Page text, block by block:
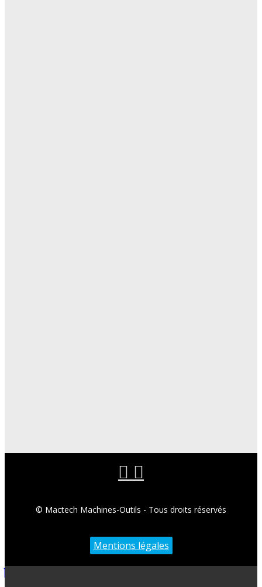
© Mactech Machines-Outils - Tous droits réservés
Mentions légales